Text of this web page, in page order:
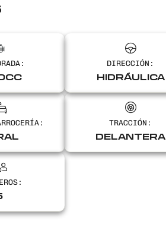
DIRECCIÓN:
HIDRÁULICA
TRACCIÓN:
DELANTERA